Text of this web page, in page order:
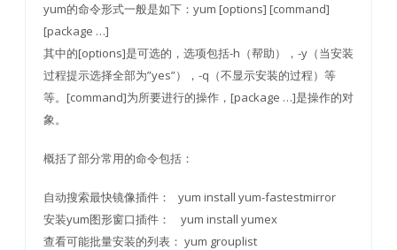
yum的命令形式一般是如下：yum [options] [command]
[package …]
其中的[options]是可选的，选项包括-h（帮助），-y（当安装
过程提示选择全部为”yes”），-q（不显示安装的过程）等
等。[command]为所要进行的操作，[package …]是操作的对
象。
概括了部分常用的命令包括：
自动搜索最快镜像插件： yum install yum-fastestmirror
安装yum图形窗口插件： yum install yumex
查看可能批量安装的列表： yum grouplist